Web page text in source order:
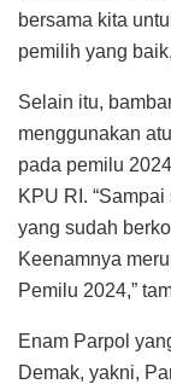
bersama kita
pemilih yang
Selain itu,
menggunakan
pada pemilu
KPU RI.
yang sudah
Keenamnya
Pemilu 2024,”
Enam Parpol
Demak, yakni,